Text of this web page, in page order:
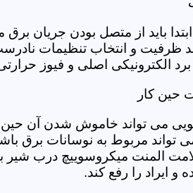
باید از متصل بودن جریان
ظرفیت و انتخاب تنظیمات
برد الکترونیکی اصلی و فیوز
حین کار
می تواند خاموش شدن آن
مربوط به نوسانات برق
المنت میکروسوییچ درب شیر
و ایراد را رفع کند.